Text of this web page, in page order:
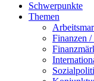
Schwerpunkte
Themen
Finanzen /